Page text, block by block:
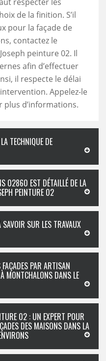
de la finition. S’il
pour la façade de
contactez le
peinture 02. Il
afin d’effectuer
il respecte le délai
Appelez-le
d’informations.
TECHNIQUE DE
02860 EST DÉTAILLÉ DE LA
PEINTURE 02
SUR LES TRAVAUX
PAR ARTISAN
MONTCHALONS DANS LE
02 : UN EXPERT POUR
DES MAISONS DANS LA